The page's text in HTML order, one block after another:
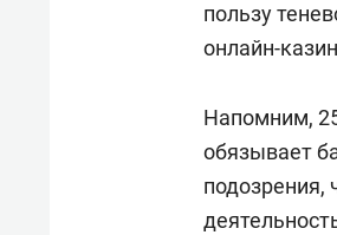
пользу
онлайн-
Напомним,
обязывает
подозрения,